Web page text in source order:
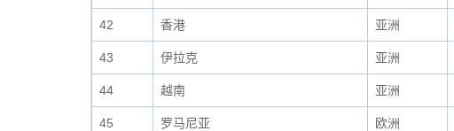
42 香港 亚洲
43 伊拉克 亚洲
44 越南 亚洲
45 罗马尼亚 欧洲